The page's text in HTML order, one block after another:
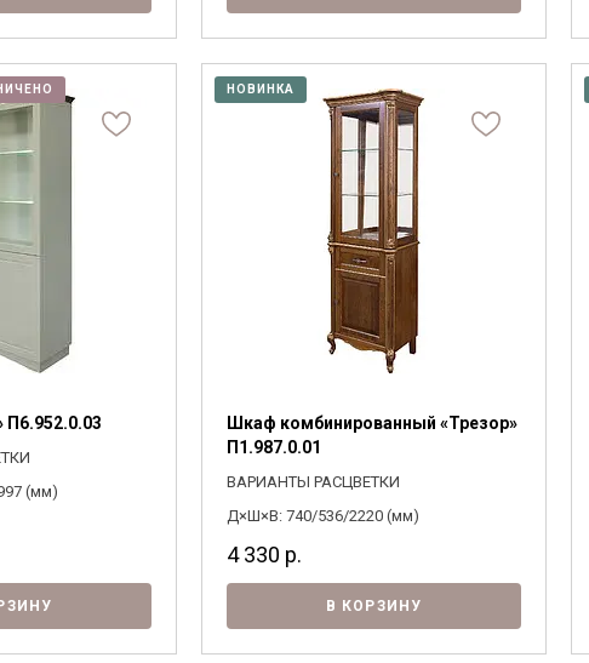
(мм)
НОВИНКА
Шкаф комбинированный «Трезор»
П1.987.0.01
ВАРИАНТЫ РАСЦВЕТКИ
Д×Ш×В: 740/536/2220 (мм)
4 330 р.
В КОРЗИНУ